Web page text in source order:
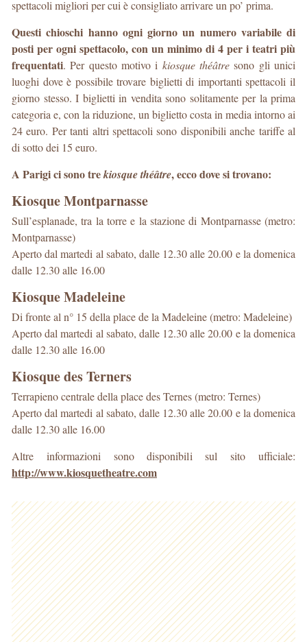
spettacoli migliori per cui è consigliato arrivare un po’ prima.
Questi chioschi hanno ogni giorno un numero variabile di
posti per ogni spettacolo, con un minimo di 4 per i teatri più
frequentati. Per questo motivo i kiosque théâtre sono gli unici
luoghi dove è possibile trovare biglietti di importanti spettacoli il
giorno stesso. I biglietti in vendita sono solitamente per la prima
categoria e, con la riduzione, un biglietto costa in media intorno ai
24 euro. Per tanti altri spettacoli sono disponibili anche tariffe al
di sotto dei 15 euro.
A Parigi ci sono trekiosque théâtre, ecco dove si trovano:
Kiosque Montparnasse
Sull’esplanade, tra la torre e la stazione di Montparnasse (metro:
Montparnasse)
Aperto dal martedi al sabato, dalle 12.30 alle 20.00 e la domenica
dalle 12.30 alle 16.00
Kiosque Madeleine
Di fronte al n° 15 della place de la Madeleine (metro: Madeleine)
Aperto dal martedi al sabato, dalle 12.30 alle 20.00 e la domenica
dalle 12.30 alle 16.00
Kiosque des Terners
Terrapieno centrale della place des Ternes (metro: Ternes)
Aperto dal martedi al sabato, dalle 12.30 alle 20.00 e la domenica
dalle 12.30 alle 16.00
Altre informazioni sono disponibili sul sito ufficiale:
http://www.kiosquetheatre.com